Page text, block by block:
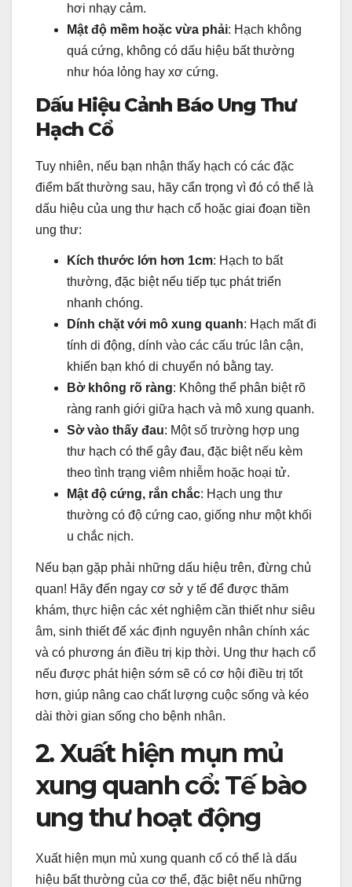
hơi nhạy cảm.
Mật độ mềm hoặc vừa phải: Hạch không
quá cứng, không có dấu hiệu bất thường
như hóa lỏng hay xơ cứng.
Dấu Hiệu Cảnh Báo Ung Thư
Hạch Cổ
Tuy nhiên, nếu bạn nhận thấy hạch có các đặc
điểm bất thường sau, hãy cẩn trọng vì đó có thể là
dấu hiệu của ung thư hạch cổ hoặc giai đoạn tiền
ung thư:
Kích thước lớn hơn 1cm: Hạch to bất
thường, đặc biệt nếu tiếp tục phát triển
nhanh chóng.
Dính chặt với mô xung quanh: Hạch mất đi
tính di động, dính vào các cấu trúc lân cận,
khiến bạn khó di chuyển nó bằng tay.
Bờ không rõ ràng: Không thể phân biệt rõ
ràng ranh giới giữa hạch và mô xung quanh.
Sờ vào thấy đau: Một số trường hợp ung
thư hạch có thể gây đau, đặc biệt nếu kèm
theo tình trạng viêm nhiễm hoặc hoại tử.
Mật độ cứng, rắn chắc: Hạch ung thư
thường có độ cứng cao, giống như một khối
u chắc nịch.
Nếu bạn gặp phải những dấu hiệu trên, đừng chủ
quan! Hãy đến ngay cơ sở y tế để được thăm
khám, thực hiện các xét nghiệm cần thiết như siêu
âm, sinh thiết để xác định nguyên nhân chính xác
và có phương án điều trị kịp thời. Ung thư hạch cổ
nếu được phát hiện sớm sẽ có cơ hội điều trị tốt
hơn, giúp nâng cao chất lượng cuộc sống và kéo
dài thời gian sống cho bệnh nhân.
2. Xuất hiện mụn mủ
xung quanh cổ: Tế bào
ung thư hoạt động
Xuất hiện mụn mủ xung quanh cổ có thể là dấu
hiệu bất thường của cơ thể, đặc biệt nếu những